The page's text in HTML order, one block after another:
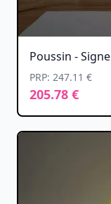
Poussin -
PRP: 247.11 €
205.78 €